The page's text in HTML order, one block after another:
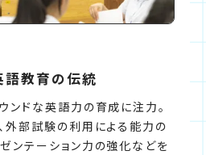
語教育の伝統
ンドな英語力の育成に注力。
外部試験の利用による能力の
ンテーション力の強化などを